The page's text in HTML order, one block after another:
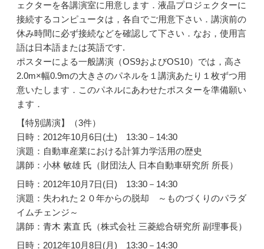
ェクターを各講演室に用意します．液晶プロジェクターに
接続するコンピュータは，各自でご用意下さい．講演前の
休み時間に必ず接続などを確認して下さい．なお，使用言
語は日本語または英語です.
ポスターによる一般講演（OS9およびOS10）では，高さ
2.0m×幅0.9mの大きさのパネルを１講演あたり１枚ずつ用
意いたします．このパネルにあわせたポスターを準備願い
ます．
【特別講演】（3件）
日時：2012年10月6日(土) 13:30－14:30
演題：自動車産業における計算力学活用の歴史
講師：小林 敏雄 氏（財団法人 日本自動車研究所 所長）
日時：2012年10月7日(日) 13:30－14:30
演題：失われた２０年からの脱却 ～ものづくりのパラダ
イムチェンジ～
講師：青木 素直 氏（株式会社 三菱総合研究所 副理事長）
日時：2012年10月8日(月) 13:30－14:30